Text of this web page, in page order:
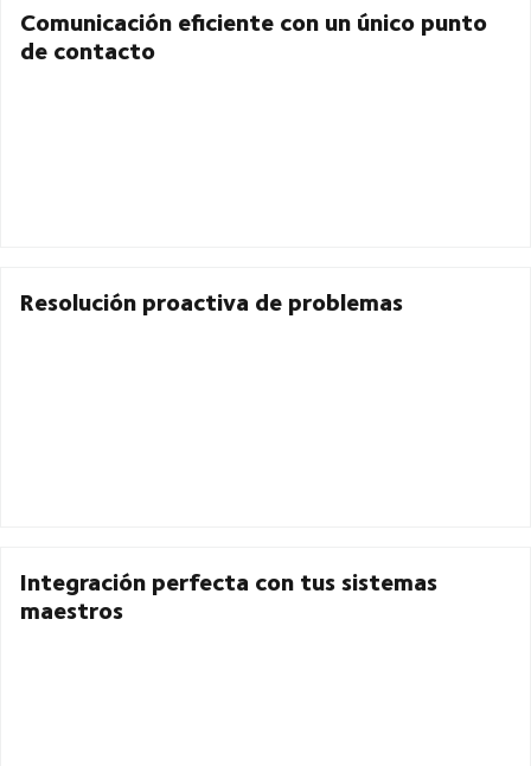
Comunicación eficiente con un único punto
de contacto
Resolución proactiva de problemas
Integración perfecta con tus sistemas
maestros